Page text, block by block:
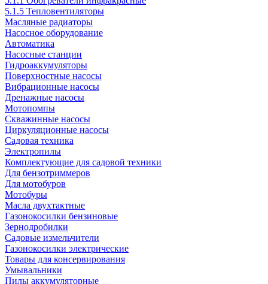
5.1.5 Тепловентиляторы
Масляные радиаторы
Насосное оборудование
Автоматика
Насосные станции
Гидроаккумуляторы
Поверхностные насосы
Вибрационные насосы
Дренажные насосы
Мотопомпы
Скважинные насосы
Циркуляционные насосы
Садовая техника
Электропилы
Комплектующие для садовой техники
Для бензотриммеров
Для мотобуров
Мотобуры
Масла двухтактные
Газонокосилки бензиновые
Зернодробилки
Садовые измельчители
Газонокосилки электрические
Товары для консервирования
Умывальники
Пилы аккумуляторные